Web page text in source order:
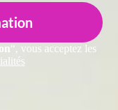
“, vous acceptez les